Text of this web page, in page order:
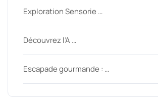
Exploration Sensorie …
Découvrez l’A …
Escapade gourmande : …